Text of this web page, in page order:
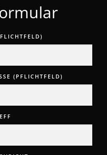
(PFLICHTFELD)